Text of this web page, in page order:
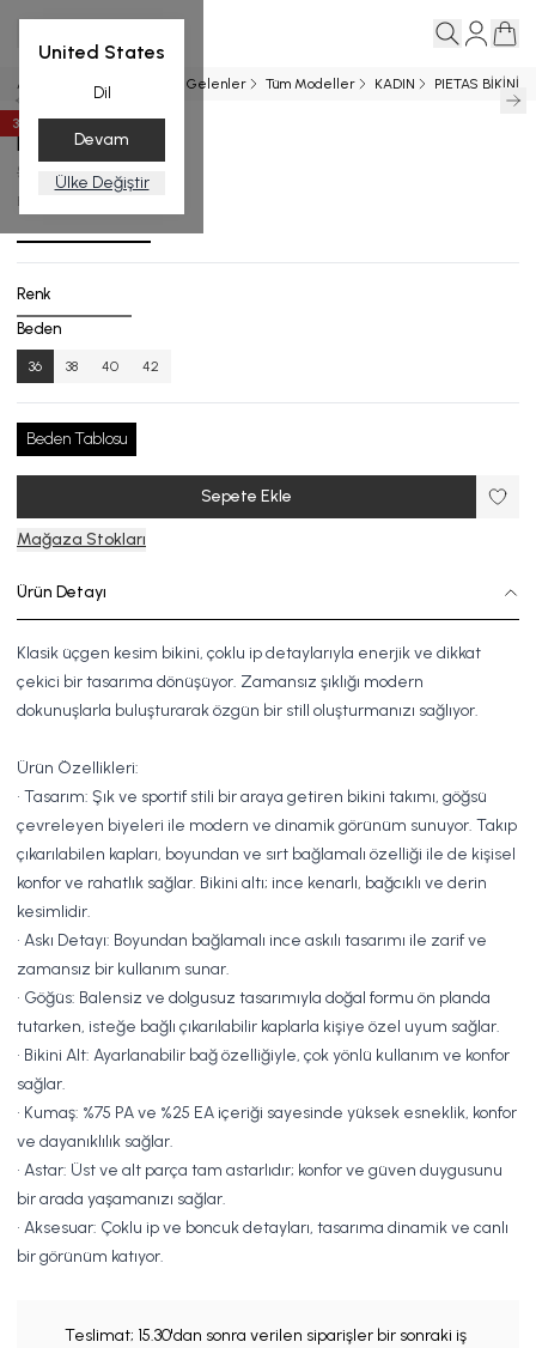
United States
Dil
Devam
Ülke Değiştir
Ana Sayfa BİKİNİ Yeni Gelenler Tüm Modeller KADIN PIETAS BİKİNİ
35 %İndirim
PIETAS BİKİNİ
$ 189.22 $ 122.99
B.1732-25_R127_36
Renk
Beden
36 38 40 42
Beden Tablosu
Sepete Ekle
Mağaza Stokları
Ürün Detayı
Klasik üçgen kesim bikini, çoklu ip detaylarıyla enerjik ve dikkat
çekici bir tasarıma dönüşüyor. Zamansız şıklığı modern
dokunuşlarla buluşturarak özgün bir still oluşturmanızı sağlıyor.
Ürün Özellikleri:
• Tasarım: Şık ve sportif stili bir araya getiren bikini takımı, göğsü
çevreleyen biyeleri ile modern ve dinamik görünüm sunuyor. Takıp
çıkarılabilen kapları, boyundan ve sırt bağlamalı özelliği ile de kişisel
konfor ve rahatlık sağlar. Bikini altı; ince kenarlı, bağcıklı ve derin
kesimlidir.
• Askı Detayı: Boyundan bağlamalı ince askılı tasarımı ile zarif ve
zamansız bir kullanım sunar.
• Göğüs: Balensiz ve dolgusuz tasarımıyla doğal formu ön planda
tutarken, isteğe bağlı çıkarılabilir kaplarla kişiye özel uyum sağlar.
• Bikini Alt: Ayarlanabilir bağ özelliğiyle, çok yönlü kullanım ve konfor
sağlar.
• Kumaş: %75 PA ve %25 EA içeriği sayesinde yüksek esneklik, konfor
ve dayanıklılık sağlar.
• Astar: Üst ve alt parça tam astarlıdır; konfor ve güven duygusunu
bir arada yaşamanızı sağlar.
• Aksesuar: Çoklu ip ve boncuk detayları, tasarıma dinamik ve canlı
bir görünüm katıyor.
Teslimat; 15.30'dan sonra verilen siparişler bir sonraki iş